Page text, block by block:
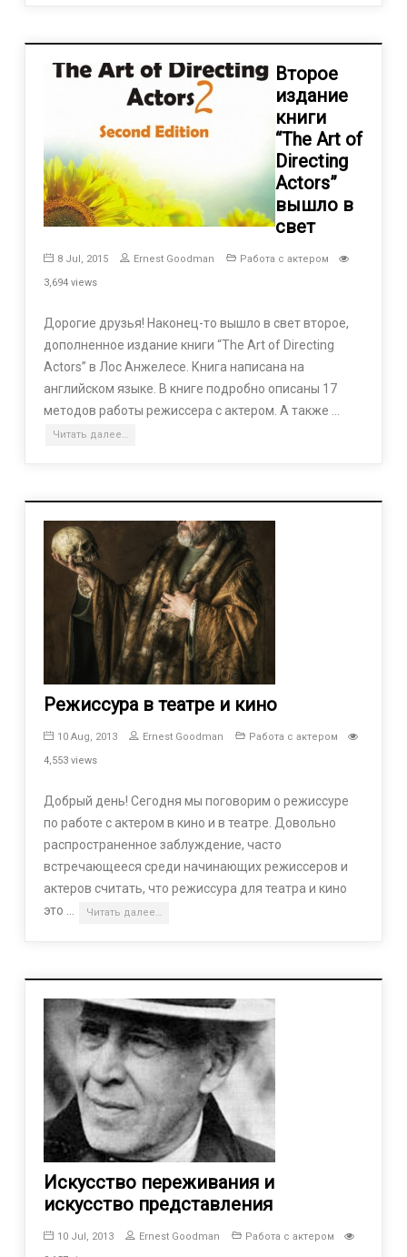
Второе
издание
книги
“The Art of
Directing
Actors”
вышло в
свет
8 Jul, 2015 Ernest Goodman
Работа с актером
3,694 views
Дорогие друзья! Наконец-то вышло в свет второе,
дополненное издание книги “The Art of Directing
Actors” в Лос Анжелесе. Книга написана на
английском языке. В книге подробно описаны 17
методов работы режиссера с актером. А также …
Читать далее…
Режиссура в театре и кино
10 Aug, 2013 Ernest Goodman
Работа с актером
4,553 views
Добрый день! Сегодня мы поговорим о режиссуре
по работе с актером в кино и в театре. Довольно
распространенное заблуждение, часто
встречающееся среди начинающих режиссеров и
актеров считать, что режиссура для театра и кино
это …
Читать далее…
Искусство переживания и
искусство представления
10 Jul, 2013 Ernest Goodman
Работа с актером